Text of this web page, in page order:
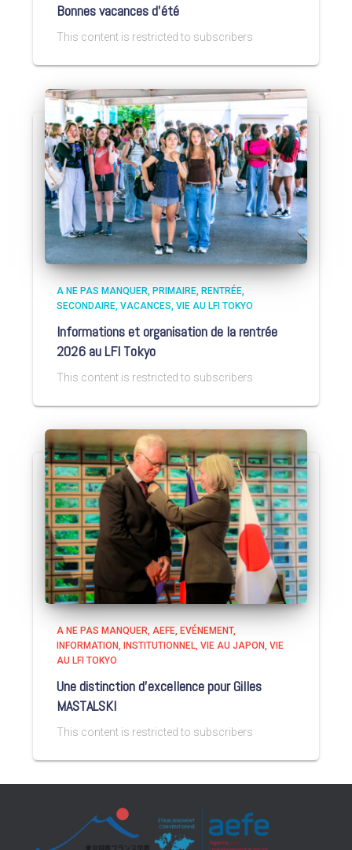
Bonnes vacances d’été
This content is restricted to subscribers
A NE PAS MANQUER PRIMAIRE RENTRÉE
SECONDAIRE VACANCES VIE AU LFI TOKYO
Informations et organisation de la rentrée
2026 au LFI Tokyo
This content is restricted to subscribers
A NE PAS MANQUER AEFE EVÉNEMENT
INFORMATION
INSTITUTIONNEL VIE AU JAPON VIE
AU LFI TOKYO
Une distinction d’excellence pour Gilles
MASTALSKI
This content is restricted to subscribers